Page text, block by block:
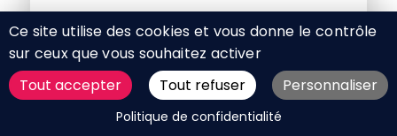
DEMANDER UN DEVIS
Ce site utilise des cookies et vous donne le contrôle
sur ceux que vous souhaitez activer
Tout accepter
Tout refuser Personnaliser
Politique de confidentialité